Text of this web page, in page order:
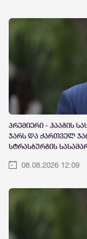
პრემიერი - ჰააგის სასამართლოში დავამტკიცეთ, რომ ქართულ
ჯარს და ქართველ
სტრასბურგის
როგორია ჩვენი
08.08.2026 12:09